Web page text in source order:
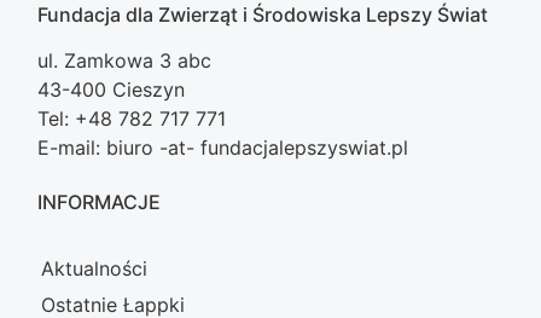
Fundacja dla Zwierząt i Środowiska Lepszy Świat
ul. Zamkowa 3 abc
43-400 Cieszyn
Tel: +48 782 717 771
E-mail: biuro -at- fundacjalepszyswiat.pl
INFORMACJE
Aktualności
Ostatnie Łappki